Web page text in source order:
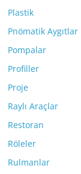
Plastik
Pnömatik Aygıtlar
Pompalar
Profiller
Proje
Raylı Araçlar
Restoran
Röleler
Rulmanlar